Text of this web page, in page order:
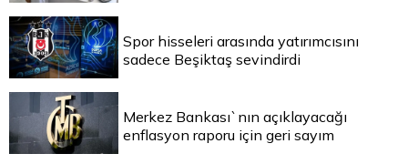
Spor hisseleri arasında yatırımcısını
sadece Beşiktaş sevindirdi
Merkez Bankası`nın açıklayacağı
enflasyon raporu için geri sayım